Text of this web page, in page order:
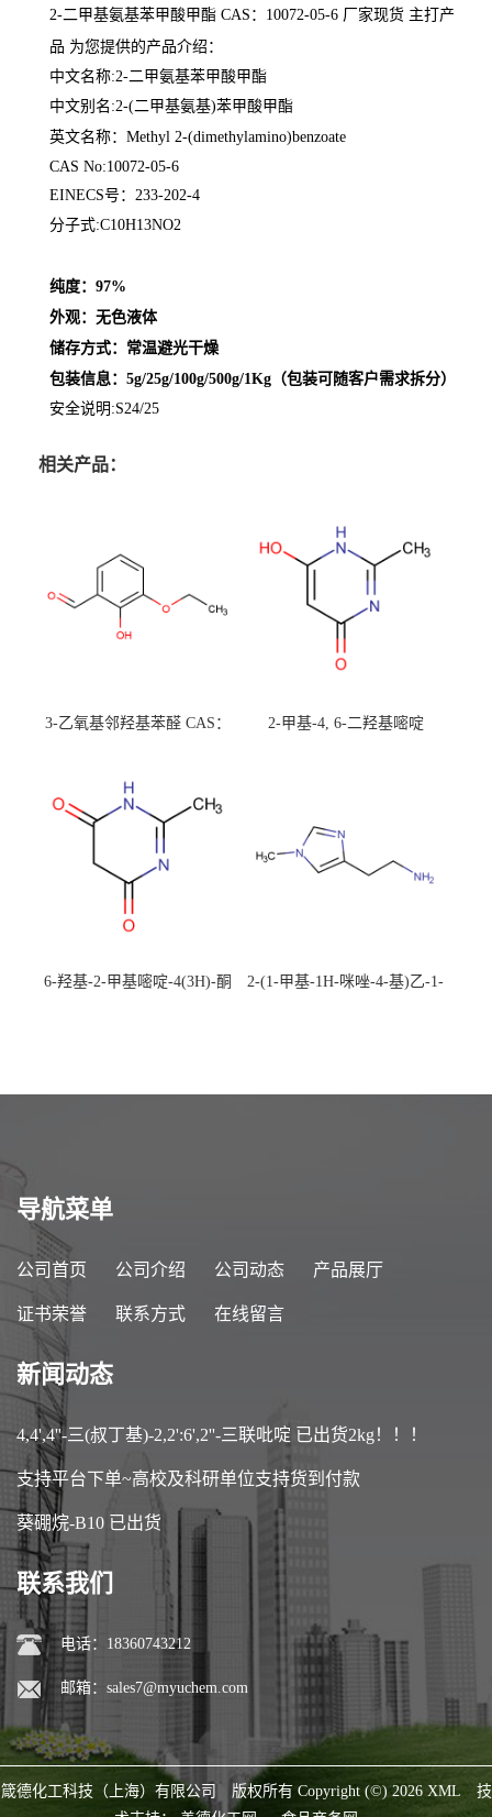
2-二甲基氨基苯甲酸甲酯 CAS：10072-05-6 厂家现货 主打产
品 为您提供的产品介绍 ：
中文名称:2-二甲氨基苯甲酸甲酯
中文别名:2-(二甲基氨基)苯甲酸甲酯
英文名称： Methyl 2-(dimethylamino)benzoate
CAS No:10072-05-6
EINECS号：233-202-4
分子式:C10H13NO2
纯度：97%
外观：无色液体
储存方式：常温避光干燥
包装信息：5g/25g/100g/500g/1Kg（包装可随客户需求拆分）
安全说明:S24/25
相关产品：
3-乙氧基邻羟基苯醛 CAS：
校可先用后付
2-甲基-4, 6-二羟基嘧啶
6-羟基-2-甲基嘧啶-4(3H)-酮
2-(1-甲基-1H-咪唑-4-基)乙-1-
导航菜单
公司首页 公司介绍 公司动态 产品展厅
证书荣誉 联系方式 在线留言
新闻动态
4,4',4''-三(叔丁基)-2,2':6',2''-三联吡啶 已出货2kg！！！
支持平台下单~高校及科研单位支持货到付款
葵硼烷-B10 已出货
联系我们
电话：18360743212
邮箱： sales7@myuchem.com
箴德化工科技（上海）有限公司 版权所有 Copyright (©) 2026 XML
技